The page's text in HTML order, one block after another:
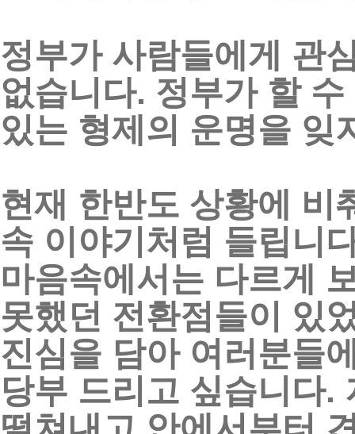
정부가 사람들에게 관
없습니다. 정부가 할 수
있는 형제의 운명을 잊
현재 한반도 상황에 비
속 이야기처럼 들립니
마음속에서는 다르게
못했던 전환점들이 있
진심을 담아 여러분들
당부 드리고 싶습니다.